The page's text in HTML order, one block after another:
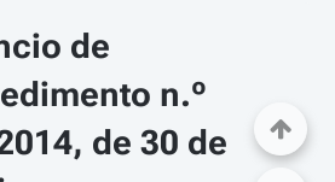
de
n.º
de 30 de